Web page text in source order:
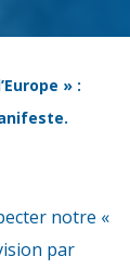
» :
notre «
par